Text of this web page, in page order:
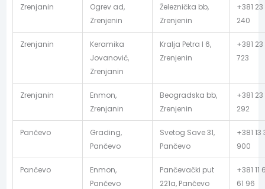
Zrenjanin
Ogrev ad,
Zrenjenin
Železnička bb,
Zrenjenin
+381
240
Zrenjanin
Keramika
Jovanović,
Zrenjanin
Kralja Petra I 6,
Zrenjenin
+381 23
723
Zrenjanin
Enmon,
Zrenjanin
Beogradska bb,
Zrenjenin
+381
292
Pančevo
Grading,
Pančevo
Svetog Save 31,
Pančevo
+381 13
900
Pančevo
Enmon,
Pančevo
Pančevački put
221a, Pančevo
+381 11
61 96